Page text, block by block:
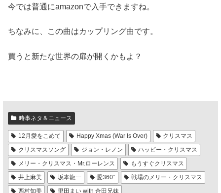
今では普通にamazonで入手できますね。
ちなみに、この曲はカップリング曲です。
買うと新たな世界の扉が開くかもよ？
時事ネタ＆ニュース
12月愛をこめて Happy Xmas (War Is Over)
クリスマス
クリスマスソング
ジョン・レノン
ハッピー・クリスマス
メリー・クリスマス・Mr.ローレンス
もうすぐクリスマス
井上麻美
坂本龍一 愛360°
戦場のメリー・クリスマス
西村知美
里田まい with 合田兄妹